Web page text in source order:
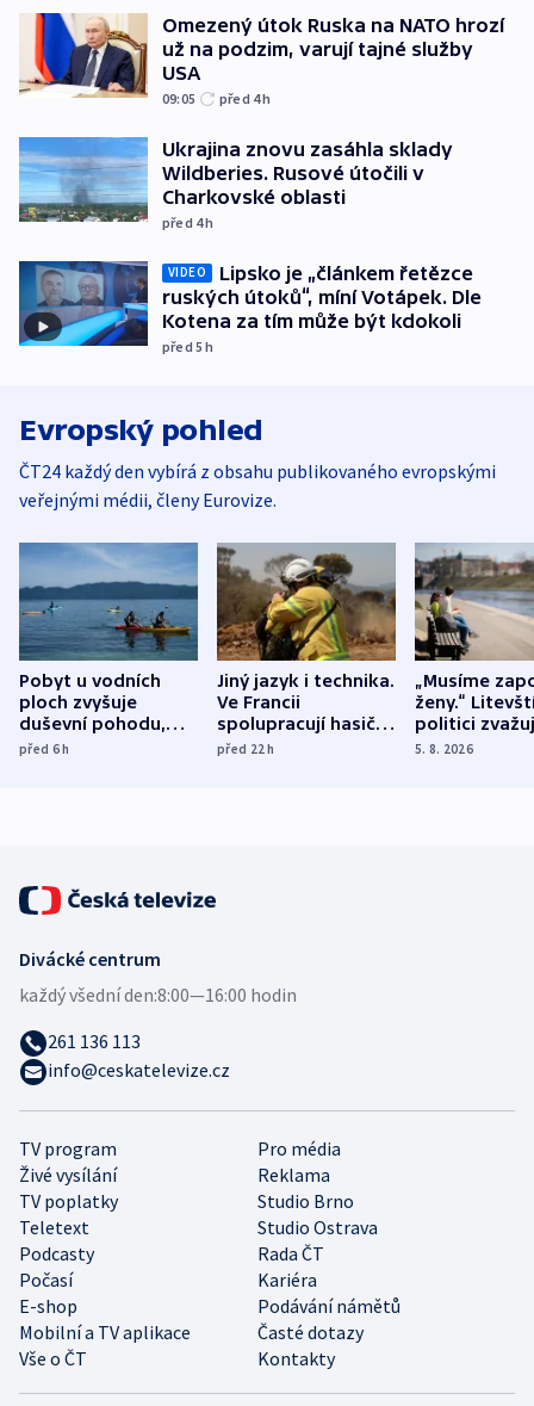
Omezený útok Ruska na NATO hrozí
už na podzim, varují tajné služby
USA
09:05 před 4h
Ukrajina znovu zasáhla sklady
Wildberies. Rusové útočili v
Charkovské oblasti
před 4h
VIDEO
Lipsko je „článkem řetězce
ruských útoků“, míní Votápek. Dle
Kotena za tím může být kdokoli
před 5h
Evropský pohled
ČT24 každý den vybírá z obsahu publikovaného evropskými
veřejnými médii, členy Eurovize.
Pobyt u vodních
ploch zvyšuje
duševní pohodu,
ukázala
před 6h
Jiný jazyk i technika.
Ve Francii
spolupracují hasiči z
různých zemí
před 22h
„Musíme
ženy.“
politici
dohodu o
5. 8. 2026
TV program
Pro média
Živé vysílání
Reklama
TV poplatky
Studio Brno
Teletext
Studio Ostrava
Podcasty
Rada ČT
Počasí
Kariéra
E-shop
Podávání námětů
Mobilní a TV aplikace
Časté dotazy
Vše o ČT
Kontakty
Divácké centrum
každý všední den:8:00—16:00 hodin
261 136 113
info@ceskatelevize.cz